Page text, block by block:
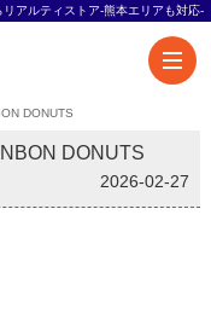
アルティストア-熊本エリアも対応-
DONUTS
DONUTS
2026-02-27